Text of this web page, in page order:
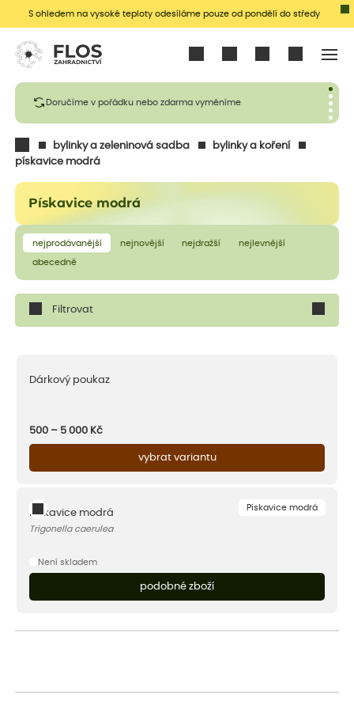
S ohledem na vysoké teploty odesíláme pouze od pondělí do středy
Doručíme v pořádku nebo zdarma vyměníme
bylinky a zeleninová sadba
bylinky a koření
pískavice modrá
Pískavice modrá
nejprodávanější nejnovější nejdražší nejlevnější
abecedně
Filtrovat
Dárkový poukaz
500 – 5 000 Kč
vybrat variantu
Pískavice modrá
Pískavice modrá
Trigonella caerulea
Není skladem
podobné zboží